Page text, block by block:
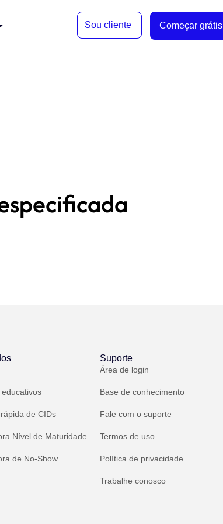
Sou cliente Começar grátis
de CIDs
Nível de Maturidade
de No-Show
Suporte
Área de login
Base de conhecimento
Fale com o suporte
Termos de uso
Política de privacidade
Trabalhe conosco